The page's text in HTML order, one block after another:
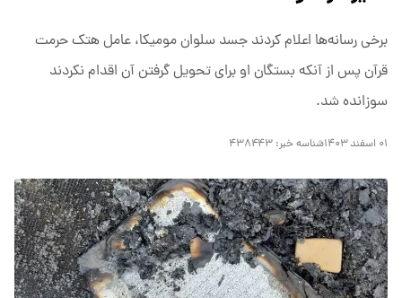
برخی رسانه‌ها اعلام کردند جسد سلوان مومیکا، عامل هتک حرمت
قرآن پس از آنکه بستگان او برای تحویل گرفتن آن اقدام نکردند
سوزانده شد.
۰۱ اسفند ۱۴۰۳ شناسه خبر: ۴۳۸۴۴۳